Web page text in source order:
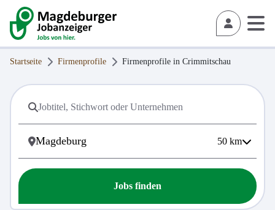
Startseite Firmenprofile Firmenprofile in Crimmitschau
50 km
Jobs finden